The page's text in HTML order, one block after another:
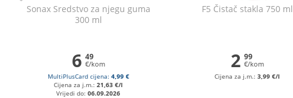
Sonax Sredstvo za njegu guma
300 ml
6 49
€/kom
MultiPlusCard cijena: 4,99 €
Cijena za j.m.:21,63 €/l
Vrijedi do:06.09.2026
F5 Čistač stakla 750 ml
2 99
€/kom
Cijena za j.m.:3,99 €/l